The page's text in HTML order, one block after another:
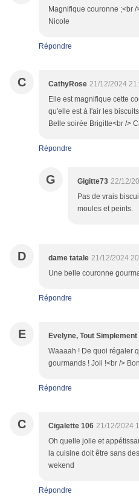
Magnifique couronne ;<br
Nicole
Répondre
C CathyRose 21/12/2024
Elle est magnifique cette
qu'elle est à l'air les
Belle soirée Brigitte<br />
Répondre
G Gigitte73 22/12/
Pas de vrais
moules et peints.
D dame tatale 21/12/2024
Une belle couronne
Répondre
E Evelyne, Tout Simplement
Waaaah ! De quoi régaler
gourmands ! Joli !<br />
Répondre
C Cigalette 106 21/12/2024
Oh quelle jolie et
la cuisine doit être sans
wekend
Répondre